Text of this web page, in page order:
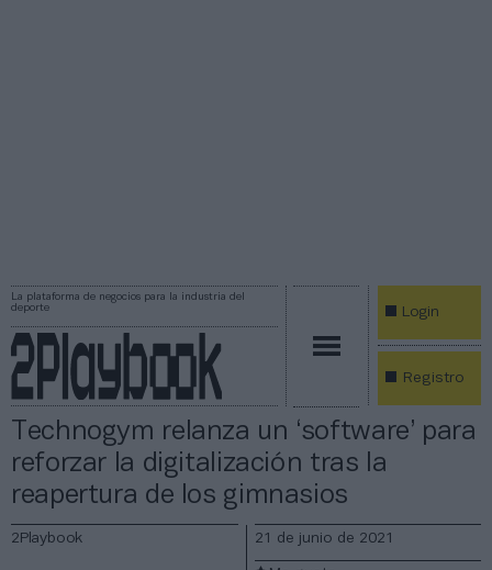
La plataforma de negocios para la industria del
deporte
Login
Registro
Technogym relanza un ‘software’ para
reforzar la digitalización tras la
reapertura de los gimnasios
2Playbook 21 de junio de 2021